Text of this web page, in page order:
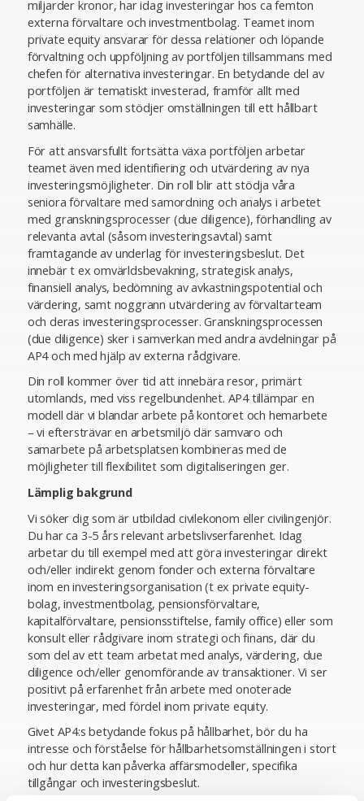
miljarder kronor, har idag investeringar hos ca femton
externa förvaltare och investmentbolag. Teamet inom
private equity ansvarar för dessa relationer och löpande
förvaltning och uppföljning av portföljen tillsammans med
chefen för alternativa investeringar. En betydande del av
portföljen är tematiskt investerad, framför allt med
investeringar som stödjer omställningen till ett hållbart
samhälle.
För att ansvarsfullt fortsätta växa portföljen arbetar
teamet även med identifiering och utvärdering av nya
investeringsmöjligheter. Din roll blir att stödja våra
seniora förvaltare med samordning och analys i arbetet
med granskningsprocesser (due diligence), förhandling av
relevanta avtal (såsom investeringsavtal) samt
framtagande av underlag för investeringsbeslut. Det
innebär t ex omvärldsbevakning, strategisk analys,
finansiell analys, bedömning av avkastningspotential och
värdering, samt noggrann utvärdering av förvaltarteam
och deras investeringsprocesser. Granskningsprocessen
(due diligence) sker i samverkan med andra avdelningar på
AP4 och med hjälp av externa rådgivare.
Din roll kommer över tid att innebära resor, primärt
utomlands, med viss regelbundenhet. AP4 tillämpar en
modell där vi blandar arbete på kontoret och hemarbete
– vi eftersträvar en arbetsmiljö där samvaro och
samarbete på arbetsplatsen kombineras med de
möjligheter till flexibilitet som digitaliseringen ger.
Lämplig bakgrund
Vi söker dig som är utbildad civilekonom eller civilingenjör.
Du har ca 3-5 års relevant arbetslivserfarenhet. Idag
arbetar du till exempel med att göra investeringar direkt
och/eller indirekt genom fonder och externa förvaltare
inom en investeringsorganisation (t ex private equity-
bolag, investmentbolag, pensionsförvaltare,
kapitalförvaltare, pensionsstiftelse, family office) eller som
konsult eller rådgivare inom strategi och finans, där du
som del av ett team arbetat med analys, värdering, due
diligence och/eller genomförande av transaktioner. Vi ser
positivt på erfarenhet från arbete med onoterade
investeringar, med fördel inom private equity.
Givet AP4:s betydande fokus på hållbarhet, bör du ha
intresse och förståelse för hållbarhetsomställningen i stort
och hur detta kan påverka affärsmodeller, specifika
tillgångar och investeringsbeslut.